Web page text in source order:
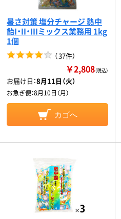
暑さ対策 塩分チャージ 熱中
飴I・II・IIIミックス業務用 1kg
1個
（37件）
￥2,808（税込）
お届け日：8月11日（火）
お急ぎ便：8月10日（月）
カゴへ